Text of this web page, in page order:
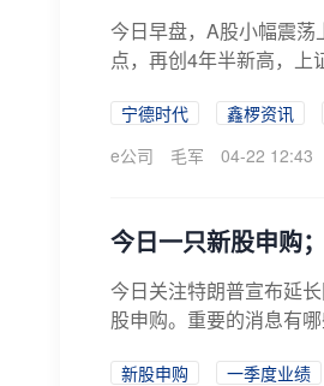
今日早盘，A股小幅震
点，再创4年半新高，上
宁德时代 鑫椤资讯
e公司
毛军 04-22 12:43
今日一只新股申购
今日关注特朗普宣布延
股申购。重要的消息有
新股申购 一季度业绩